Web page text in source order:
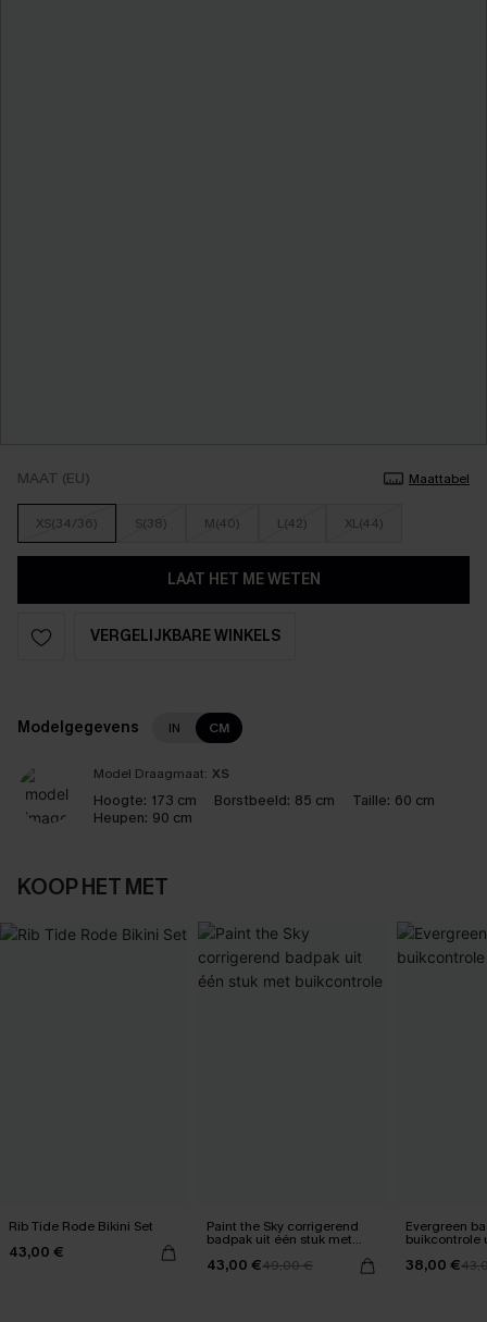
MAAT (EU) Maattabel
XS(34/36) S(38) M(40) L(42) XL(44)
LAAT HET ME WETEN
VERGELIJKBARE WINKELS
Modelgegevens IN CM
Model Draagmaat: XS
Hoogte: 173 cm Borstbeeld: 85 cm Taille: 60 cm
Heupen: 90 cm
KOOP HET MET
Rib Tide Rode Bikini Set
43,00 €
Paint the Sky corrigerend
badpak uit één stuk met
buikcontrole
43,00 €49,00 €
Evergreen
buikcontrole
38,00 €